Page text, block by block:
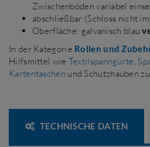
Zwischenböden variabel
abschließbar (Schloss nicht
Oberfläche: galvanisch blau
In der Kategorie Rollen und
Hilfsmittel wie Textilspanngurte,
Kartentaschen und Schutzhauben
TECHNISCHE DATEN